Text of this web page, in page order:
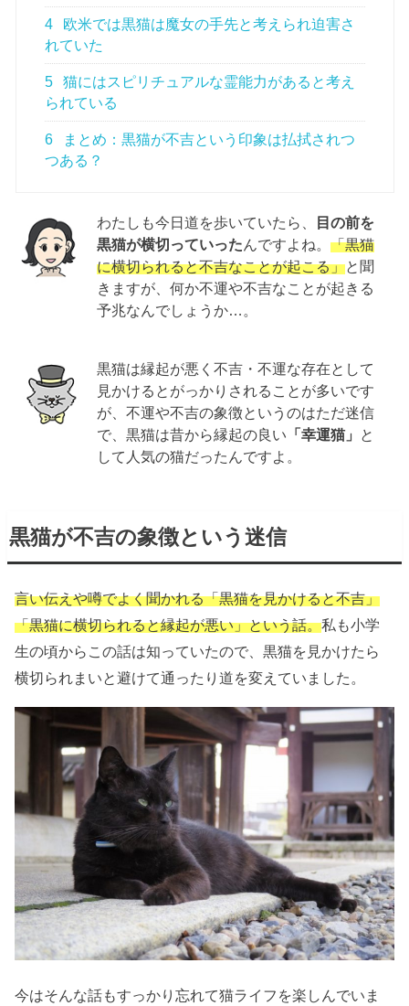
4
欧米では黒猫は魔女の手先と考えられ迫害さ
れていた
5
猫にはスピリチュアルな霊能力があると考え
られている
6
まとめ：黒猫が不吉という印象は払拭されつ
つある？
わたしも今日道を歩いていたら、 目の前を
黒猫が横切っていったんですよね。「黒猫
に横切られると不吉なことが起こる」と聞
きますが、何か不運や不吉なことが起きる
予兆なんでしょうか…。
黒猫は縁起が悪く不吉・不運な存在として
見かけるとがっかりされることが多いです
が、不運や不吉の象徴というのはただ迷信
で、黒猫は昔から縁起の良い 「幸運猫」 と
して人気の猫だったんですよ。
黒猫が不吉の象徴という迷信
言い伝えや噂でよく聞かれる「黒猫を見かけると不吉」
「黒猫に横切られると縁起が悪い」という話。私も小学
生の頃からこの話は知っていたので、黒猫を見かけたら
横切られまいと避けて通ったり道を変えていました。
今はそんな話もすっかり忘れて猫ライフを楽しんでいま